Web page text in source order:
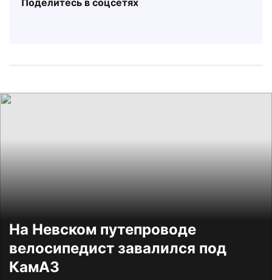
На Невском путепроводе
велосипедист завалился под
КамАЗ